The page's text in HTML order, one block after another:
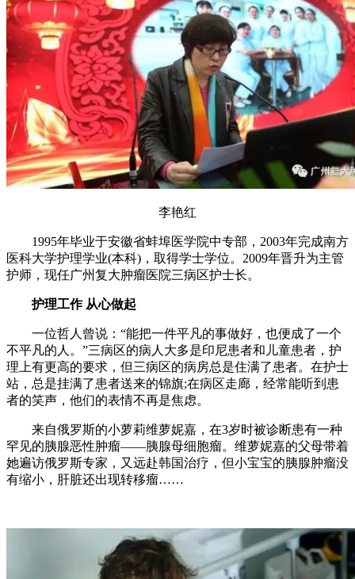
李艳红
1995年毕业于安徽省蚌埠医学院中专部，2003年完成南方
医科大学护理学业(本科)，取得学士学位。2009年晋升为主管
护师，现任广州复大肿瘤医院三病区护士长。
护理工作 从心做起
一位哲人曾说：“能把一件平凡的事做好，也便成了一个
不平凡的人。”三病区的病人大多是印尼患者和儿童患者，护
理上有更高的要求，但三病区的病房总是住满了患者。在护士
站，总是挂满了患者送来的锦旗;在病区走廊，经常能听到患
者的笑声，他们的表情不再是焦虑。
来自俄罗斯的小萝莉维萝妮嘉，在3岁时被诊断患有一种
罕见的胰腺恶性肿瘤——胰腺母细胞瘤。维萝妮嘉的父母带着
她遍访俄罗斯专家，又远赴韩国治疗，但小宝宝的胰腺肿瘤没
有缩小，肝脏还出现转移瘤……